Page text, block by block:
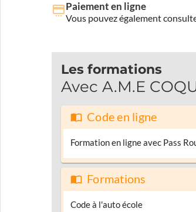
Paiement en ligne
Vous pouvez également
Les formations
Avec A.M.E
Code en ligne
Formation en ligne avec Pass
Formations
Code à l'auto école